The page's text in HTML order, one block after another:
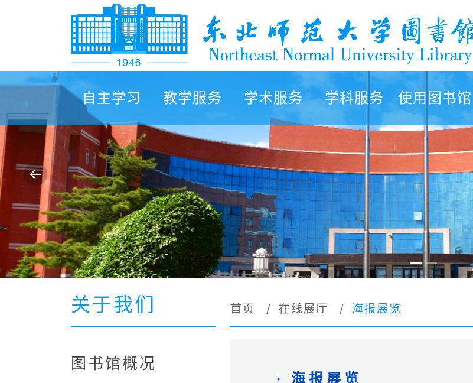
自主学习 教学服务 学术服务 学科服务 使用图书馆
关于我们
图书馆概况
首页 / 在线展厅 / 海报展览